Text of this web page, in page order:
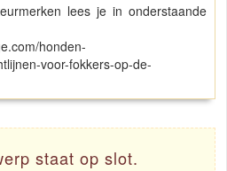
lees je in onderstaande
honden-
voor-fokkers-op-de-
staat op slot.